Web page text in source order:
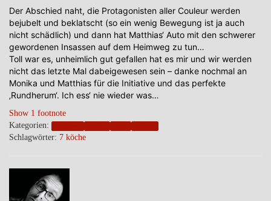
Der Abschied naht, die Protagonisten aller Couleur werden
bejubelt und beklatscht (so ein wenig Bewegung ist ja auch
nicht schädlich) und dann hat Matthias‘ Auto mit den schwerer
gewordenen Insassen auf dem Heimweg zu tun…
Toll war es, unheimlich gut gefallen hat es mir und wir werden
nicht das letzte Mal dabeigewesen sein – danke nochmal an
Monika und Matthias für die Initiative und das perfekte
‚Rundherum‘. Ich ess‘ nie wieder was…
Show 1 footnote
Kategorien:
Schlagwörter: 7 köche